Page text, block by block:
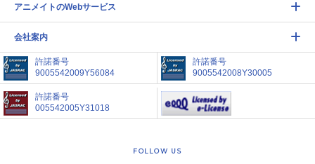
アニメイトのWebサービス
会社案内
許諾番号
9005542009Y56084
許諾番号
9005542008Y30005
許諾番号
005542005Y31018
FOLLOW US